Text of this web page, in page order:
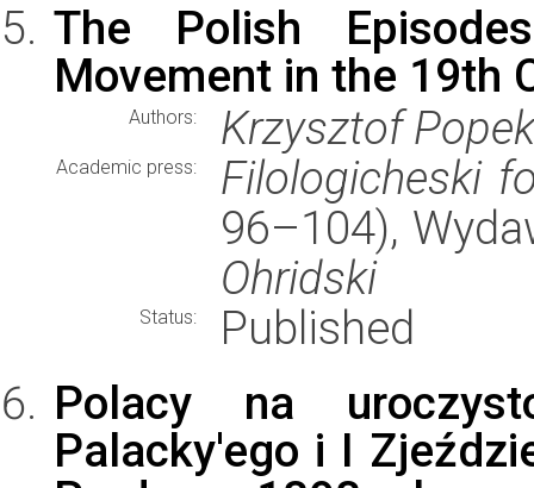
The Polish
Movement in the 19th
Authors: Krzysztof Popek
Academic press:
Filologicheski
96–104),
Ohridski
Status:
Published
Polacy na
Palacky'ego i I